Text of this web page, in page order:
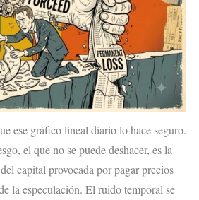
ese gráfico lineal diario lo hace seguro.
el que no se puede deshacer, es la
capital provocada por pagar precios
la especulación. El ruido temporal se